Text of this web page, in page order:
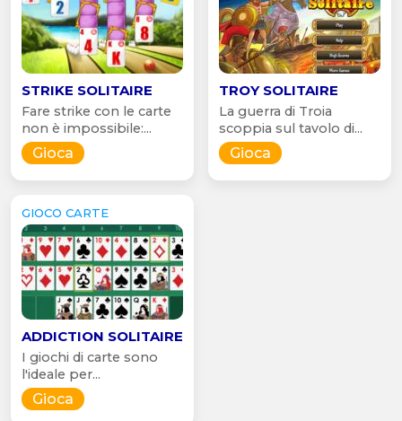
STRIKE SOLITAIRE
Fare strike con le carte
non è impossibile:...
Gioca
TROY SOLITAIRE
La guerra di Troia
scoppia sul tavolo di...
Gioca
GIOCO CARTE
ADDICTION SOLITAIRE
I giochi di carte sono
l'ideale per...
Gioca